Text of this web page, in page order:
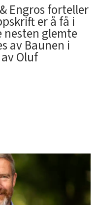
Engros forteller
er å få i
nesten glemte
av Baunen i
Oluf